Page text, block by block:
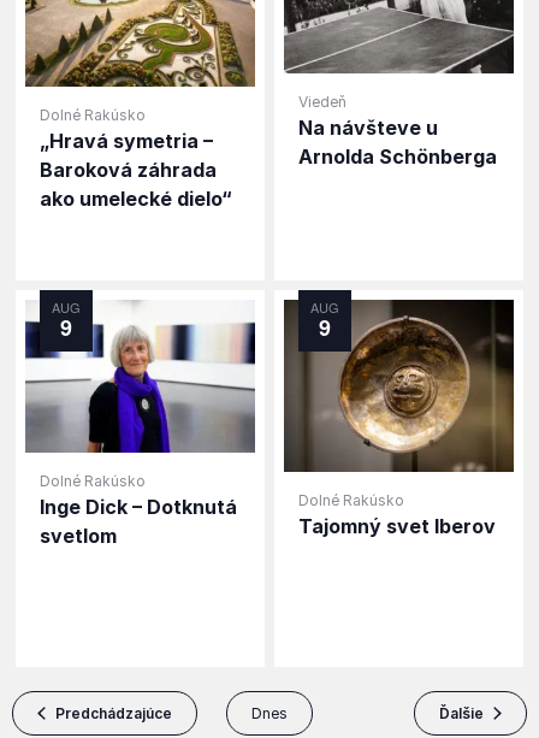
„Hravá symetria –
Baroková záhrada
ako umelecké dielo“
Dolné Rakúsko
Na návšteve u
Arnolda Schönberga
Viedeň
AUG
9
Inge Dick – Dotknutá
svetlom
Dolné Rakúsko
AUG
9
Tajomný svet Iberov
Dolné Rakúsko
Predchádzajúce udalosti Dnes Ďalšie